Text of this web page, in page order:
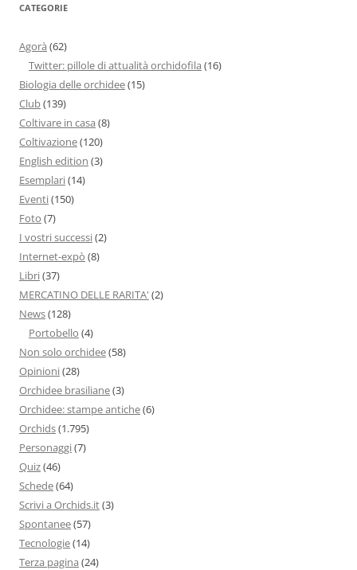
CATEGORIE
Agorà (62)
Twitter: pillole di attualità orchidofila (16)
Biologia delle orchidee(15)
Club(139)
Coltivare in casa (8)
Coltivazione(120)
English edition (3)
Esemplari(14)
Eventi(150)
Foto (7)
I vostri successi(2)
Internet-expò (8)
Libri(37)
MERCATINO DELLE RARITA' (2)
News(128)
Portobello (4)
Non solo orchidee(58)
Opinioni(28)
Orchidee brasiliane(3)
Orchidee: stampe antiche(6)
Orchids(1.795)
Personaggi(7)
Quiz(46)
Schede(64)
Scrivi a Orchids.it(3)
Spontanee(57)
Tecnologie(14)
Terza pagina (24)